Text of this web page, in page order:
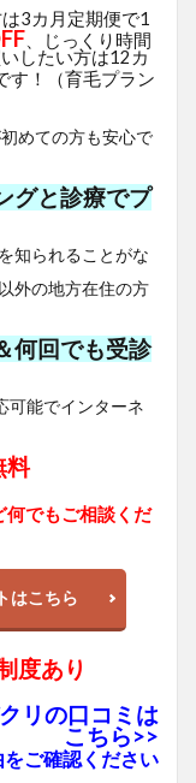
3カ月定期便で1
、じっくり時間
したい方は12カ
す！（育毛プラン
めての方も安心で
グと診療でプ
知られることがな
外の地方在住の方
何回でも受診
可能でインターネ
料
何でもご相談くだ
はこちら
度あり
リの口コミは
こちら>>
ご確認ください